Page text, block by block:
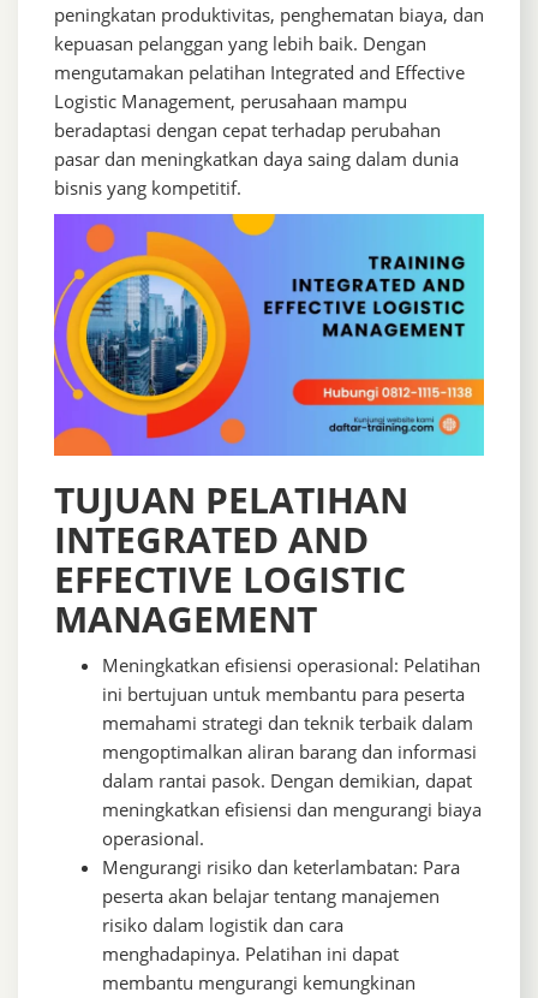
peningkatan produktivitas, penghematan biaya, dan
kepuasan pelanggan yang lebih baik. Dengan
mengutamakan pelatihan Integrated and Effective
Logistic Management, perusahaan mampu
beradaptasi dengan cepat terhadap perubahan
pasar dan meningkatkan daya saing dalam dunia
bisnis yang kompetitif.
TUJUAN PELATIHAN
INTEGRATED AND
EFFECTIVE LOGISTIC
MANAGEMENT
Meningkatkan efisiensi operasional: Pelatihan
ini bertujuan untuk membantu para peserta
memahami strategi dan teknik terbaik dalam
mengoptimalkan aliran barang dan informasi
dalam rantai pasok. Dengan demikian, dapat
meningkatkan efisiensi dan mengurangi biaya
operasional.
Mengurangi risiko dan keterlambatan: Para
peserta akan belajar tentang manajemen
risiko dalam logistik dan cara
menghadapinya. Pelatihan ini dapat
membantu mengurangi kemungkinan